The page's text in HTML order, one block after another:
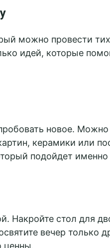
можно провести
идей, которые
новое. Можно
керамики или
подойдет
Накройте стол для
вечер только
ценны.